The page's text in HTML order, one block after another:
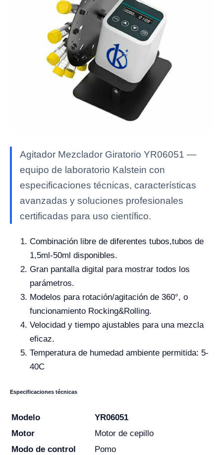
Agitador Mezclador Giratorio YR06051 —
equipo de laboratorio Kalstein con
especificaciones técnicas, características
avanzadas y soluciones profesionales
certificadas para uso científico.
Combinación libre de diferentes tubos,tubos de
1,5ml-50ml disponibles.
Gran pantalla digital para mostrar todos los
parámetros.
Modelos para rotación/agitación de 360°, o
funcionamiento Rocking&Rolling.
Velocidad y tiempo ajustables para una mezcla
eficaz.
Temperatura de humedad ambiente permitida: 5-
40C
Especificaciones técnicas
Modelo
YR06051
Motor
Motor de cepillo
Modo de control
Pomo